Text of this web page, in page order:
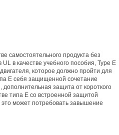
самостоятельного продукта без
в качестве учебного пособия, Type E
которое должно пройти для
Е себя защищенной сочетание
защита от короткого
типа E со встроенной защитой
может потребовать завышение